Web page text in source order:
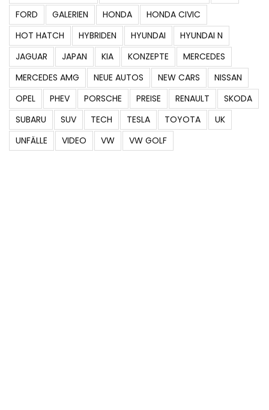
FORD
GALERIEN HONDA
HONDA CIVIC
HOT HATCH
HYBRIDEN HYUNDAI
HYUNDAI N
JAGUAR
JAPAN KIA KONZEPTE
MERCEDES
MERCEDES AMG
NEUE AUTOS NEW CARS
NISSAN
OPEL
PHEV PORSCHE PREISE RENAULT
SKODA
SUBARU
SUV TECH TESLA TOYOTA
UK
UNFÄLLE
VIDEO VW VW GOLF